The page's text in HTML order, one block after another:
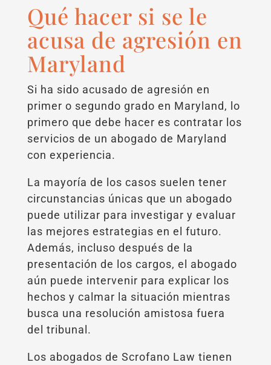
Qué hacer si se le
acusa de agresión en
Maryland
Si ha sido acusado de agresión en
primer o segundo grado en Maryland, lo
primero que debe hacer es contratar los
servicios de un abogado de Maryland
con experiencia.
La mayoría de los casos suelen tener
circunstancias únicas que un abogado
puede utilizar para investigar y evaluar
las mejores estrategias en el futuro.
Además, incluso después de la
presentación de los cargos, el abogado
aún puede intervenir para explicar los
hechos y calmar la situación mientras
busca una resolución amistosa fuera
del tribunal.
Los abogados de Scrofano Law tienen